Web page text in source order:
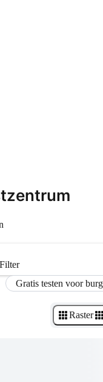
Gratis testen voor
Raster